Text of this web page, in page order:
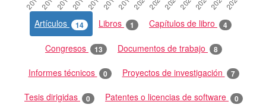
Artículos 14 Libros 1 Capítulos de libro 4
Congresos 13 Documentos de trabajo 8
Informes técnicos 0 Proyectos de investigación 7
Tesis dirigidas 0 Patentes o licencias de software 0